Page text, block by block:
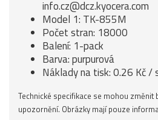
info.cz@dcz.kyocera.com
Model 1: TK-855M
Počet stran: 18000
Balení: 1-pack
Barva: purpurová
Náklady na tisk: 0.26 Kč /
Technické specifikace se mohou změnit
upozornění. Obrázky mají pouze